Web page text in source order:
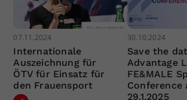
07.11.2024
Internationale
Auszeichnung für
ÖTV für Einsatz für
den Frauensport
30.10.2024
Save the
Advantage
FE&MALE
Conference
29.1.2025